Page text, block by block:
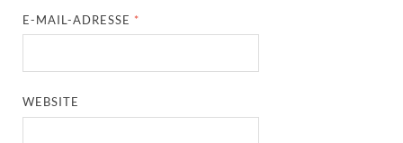
E-MAIL-ADRESSE *
WEBSITE